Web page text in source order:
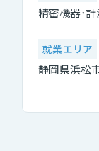
精密機器･
就業エリア
静岡県浜松